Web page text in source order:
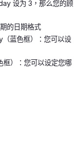
设为 3，那么您的顾
的日期格式
蓝色框）：您可以设
）：您可以设定您哪